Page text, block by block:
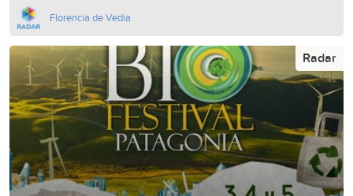
Florencia de Vedia
Radar